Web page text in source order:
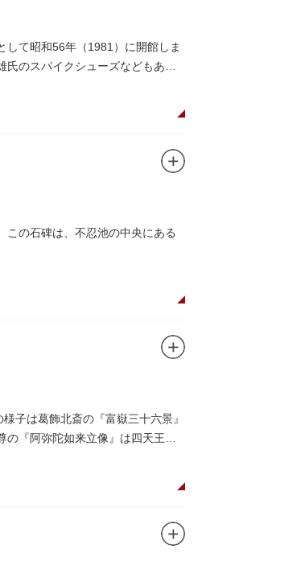
して昭和56年（1981）に開館しま
氏のスパイクシューズなどもあり
この石碑は、不忍池の中央にある
子は葛飾北斎の『富嶽三十六景』
の『阿弥陀如来立像』は四天王寺